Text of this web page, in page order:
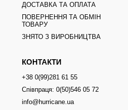
ДОСТАВКА ТА ОПЛАТА
ПОВЕРНЕННЯ ТА ОБМІН
ТОВАРУ
ЗНЯТО З ВИРОБНИЦТВА
КОНТАКТИ
+38 0(99)281 61 55
Співпраця: 0(50)546 05 72
info@hurricane.ua